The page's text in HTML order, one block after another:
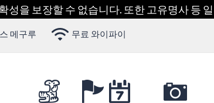
성을 보장할 수 없습니다. 또한 고유명사 등
메구루 무료 와이파이